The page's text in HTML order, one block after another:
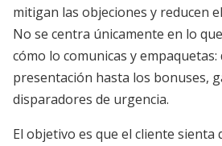
mitigan las objeciones y reducen
No se centra únicamente en lo
cómo lo comunicas y empaquetas:
presentación hasta los bonuses,
disparadores de urgencia.
El objetivo es que el cliente sienta